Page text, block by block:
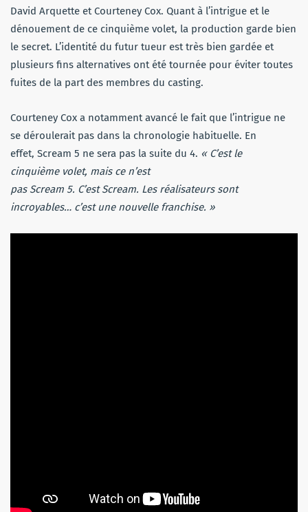
David Arquette et Courteney Cox. Quant à l’intrigue et le
dénouement de ce cinquième volet, la production garde bien
le secret. L’identité du futur tueur est très bien gardée et
plusieurs fins alternatives ont été tournée pour éviter toutes
fuites de la part des membres du casting.
Courteney Cox a notamment avancé le fait que l’intrigue ne
se déroulerait pas dans la chronologie habituelle. En
effet, Scream 5 ne sera pas la suite du 4. « C’est le
cinquième volet, mais ce n’est
pas Scream 5. C’est Scream. Les réalisateurs sont
incroyables… c’est une nouvelle franchise. »